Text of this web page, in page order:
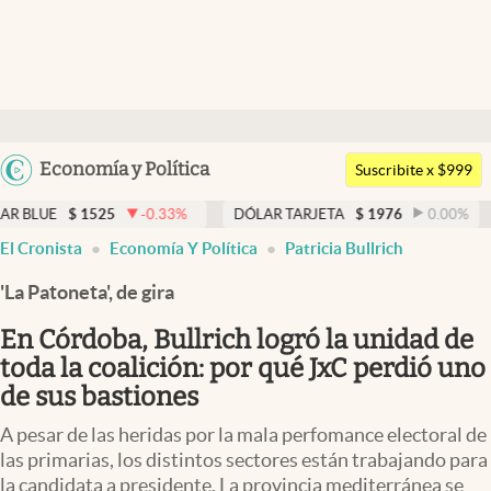
Argentina
Uruguay
Economía y Política
Members
Economía y Política
Finanzas y Mercados
Mercados Online
Negocios
Columnistas
Apertura
Suscribite x $999
-0.33% DÓLAR TARJETA $ 1976 0.00% DÓLAR
El Cronista Economía Y Política Patricia Bullrich
'La Patoneta', de gira
En Córdoba, Bullrich logró la unidad de
toda la coalición: por qué JxC perdió uno
de sus bastiones
A pesar de las heridas por la mala perfomance electoral de
las primarias, los distintos sectores están trabajando para
la candidata a presidente. La provincia mediterránea se